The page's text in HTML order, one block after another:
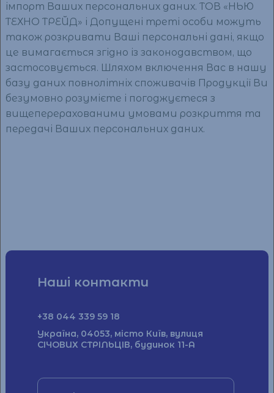
імпорт Ваших персональних даних. ТОВ «НЬЮ
ТЕХНО ТРЕЙД» і Допущені треті особи можуть
також розкривати Ваші персональні дані, якщо
це вимагається згідно із законодавством, що
застосовується. Шляхом включення Вас в нашу
базу даних повнолітніх споживачів Продукції Ви
безумовно розумієте і погоджуєтеся з
вищеперерахованими умовами розкриття та
передачі Ваших персональних даних.
Наші контакти
+38 044 339 59 18
Україна, 04053, місто Київ, вулиця
СІЧОВИХ СТРІЛЬЦІВ, будинок 11-А